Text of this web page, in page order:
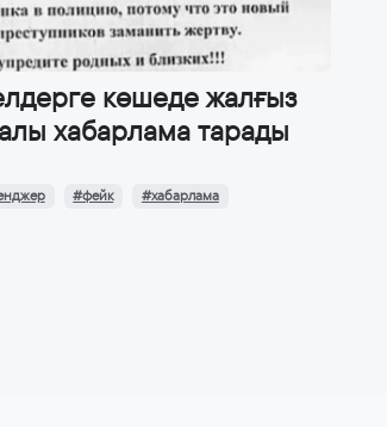
көшеде жалғыз
хабарлама тарады
#фейк #хабарлама